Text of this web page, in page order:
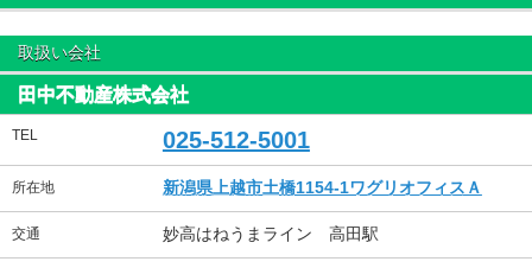
取扱い会社
田中不動産株式会社
TEL 025-512-5001
所在地 新潟県上越市土橋1154-1ワグリオフィスＡ
交通 妙高はねうまライン 高田駅